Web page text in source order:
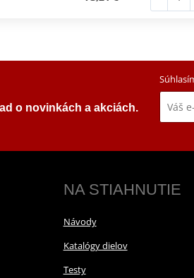
o novinkách a akciách.
NA STIAHNUTIE
Návody
Katalógy dielov
Testy